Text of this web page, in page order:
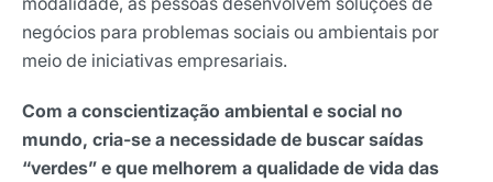
negócios para problemas sociais ou ambientais por
meio de iniciativas empresariais.
Com a conscientização ambiental e social no
mundo, cria-se a necessidade de buscar saídas
“verdes” e que melhorem a qualidade de vida das